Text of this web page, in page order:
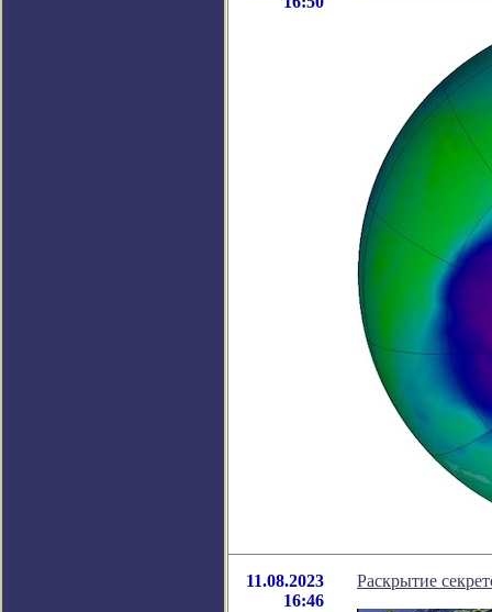
11.08.2023
16:46
Раскрытие